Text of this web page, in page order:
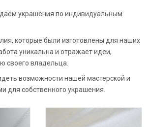
украшения по индивидуальным
которые были изготовлены для наших
уникальна и отражает идеи,
своего владельца.
возможности нашей мастерской и
для собственного украшения.